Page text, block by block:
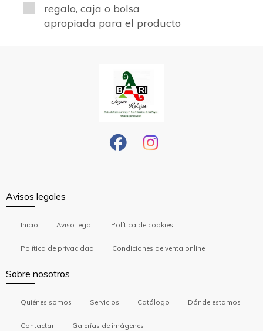
regalo, caja o bolsa
apropiada para el producto
Avisos legales
Inicio Aviso legal Política de cookies
Política de privacidad Condiciones de venta online
Sobre nosotros
Quiénes somos Servicios Catálogo Dónde estamos
Contactar Galerías de imágenes